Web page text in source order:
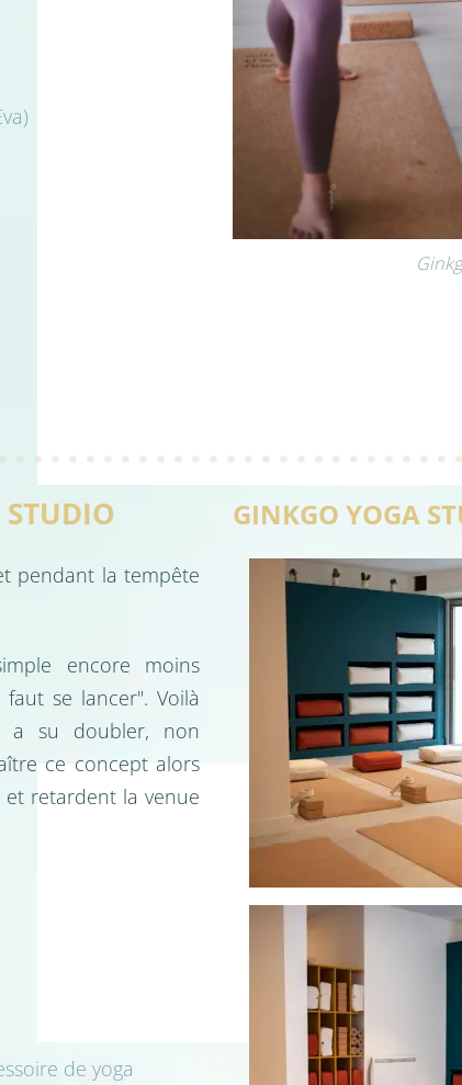
pendant la tempête
encore moins
se lancer". Voilà
a su doubler, non
ce concept alors
retardent la venue
de yoga
GINKGO YOGA